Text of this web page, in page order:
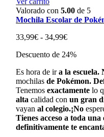
Valorado con5.00 de 5
Mochila Escolar de
33,99€ - 34,99€Rango
precios:
33,99€
hasta
34,99€
Descuento de 24%
Es hora de ira la escuela.
mochilasde Pokémon.
Tenemosexactamente lo
alta calidad conun gran
vayanal colegio.¡No
Tienes acceso a toda
definitivamente te